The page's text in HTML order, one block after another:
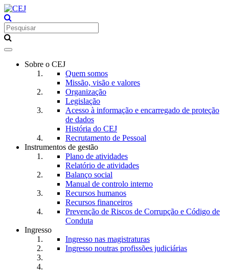
Toggle
navigationSobre o CEJ
Quem somos
Missão, visão e valores
Organização
Legislação
Acesso à informação e encarregado de proteção
de dados
História do CEJ
Recrutamento de Pessoal
Instrumentos de gestão
Plano de atividades
Relatório de atividades
Balanço social
Manual de controlo interno
Recursos humanos
Recursos financeiros
Prevenção de Riscos de Corrupção e Código de
Conduta
Ingresso
Ingresso nas magistraturas
Ingresso noutras profissões judiciárias